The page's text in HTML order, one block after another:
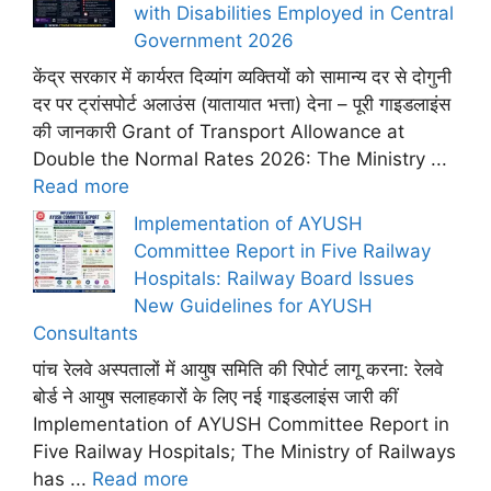
with Disabilities Employed in Central
Government 2026
केंद्र सरकार में कार्यरत दिव्यांग व्यक्तियों को सामान्य दर से दोगुनी
दर पर ट्रांसपोर्ट अलाउंस (यातायात भत्ता) देना – पूरी गाइडलाइंस
की जानकारी Grant of Transport Allowance at
Double the Normal Rates 2026: The Ministry ...
Read more
Implementation of AYUSH
Committee Report in Five Railway
Hospitals: Railway Board Issues
New Guidelines for AYUSH
Consultants
पांच रेलवे अस्पतालों में आयुष समिति की रिपोर्ट लागू करना: रेलवे
बोर्ड ने आयुष सलाहकारों के लिए नई गाइडलाइंस जारी कीं
Implementation of AYUSH Committee Report in
Five Railway Hospitals; The Ministry of Railways
has ... Read more